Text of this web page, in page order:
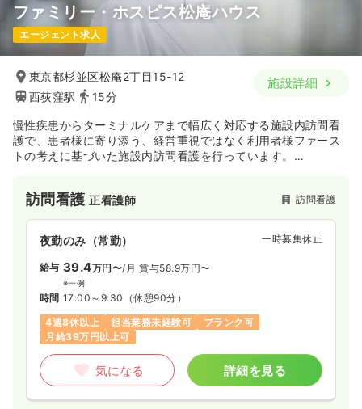
ファミリー・ホスピス松庵ハウス
エージェント求人
東京都杉並区松庵2丁目15-12
西荻窪駅
15分
施設詳細
慢性疾患からターミナルケアまで幅広く対応する施設内訪問看
護で、患者様に寄り添う、経営重視ではなく利用者様ファース
トの考えに基づいた施設内訪問看護を行っています。
訪問看護正看護師 訪問看護
夜勤のみ（常勤） 一時募集休止
給与 39.4万円〜/月 賞与58.9万円〜
※一例
時間 17:00～9:30 （休憩90分）
4週8休以上
担当業務未経験可
ブランク可
月給39万円以上可
気になる 詳細を見る